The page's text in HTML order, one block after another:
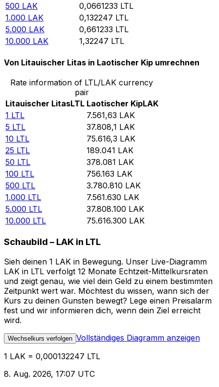
500 LAK 0,0661233 LTL
1.000 LAK 0,132247 LTL
5.000 LAK 0,661233 LTL
10.000 LAK 1,32247 LTL
Von Litauischer Litas in Laotischer Kip umrechnen
Rate information of LTL/LAK currency
pair
Litauischer LitasLTL Laotischer KipLAK
1 LTL 7.561,63 LAK
5 LTL 37.808,1 LAK
10 LTL 75.616,3 LAK
25 LTL 189.041 LAK
50 LTL 378.081 LAK
100 LTL 756.163 LAK
500 LTL 3.780.810 LAK
1.000 LTL 7.561.630 LAK
5.000 LTL 37.808.100 LAK
10.000 LTL 75.616.300 LAK
Schaubild – LAK in LTL
Sieh deinen 1 LAK in Bewegung. Unser Live-Diagramm
LAK in LTL verfolgt 12 Monate Echtzeit-Mittelkursraten
und zeigt genau, wie viel dein Geld zu einem bestimmten
Zeitpunkt wert war. Möchtest du wissen, wann sich der
Kurs zu deinen Gunsten bewegt? Lege einen Preisalarm
fest und wir informieren dich, wenn dein Ziel erreicht
wird.
Wechselkurs verfolgen Vollständiges Diagramm anzeigen
1 LAK = 0,000132247 LTL
8. Aug. 2026, 17:07 UTC